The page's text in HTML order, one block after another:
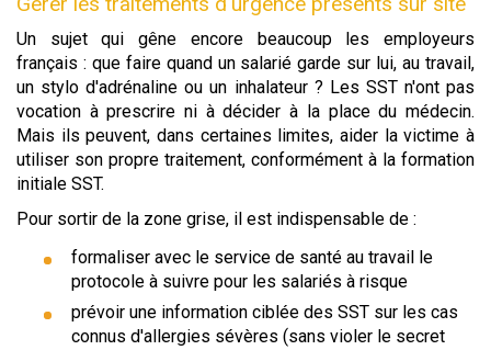
Un sujet qui gêne encore beaucoup les employeurs
français : que faire quand un salarié garde sur lui, au travail,
un stylo d'adrénaline ou un inhalateur ? Les SST n'ont pas
vocation à prescrire ni à décider à la place du médecin.
Mais ils peuvent, dans certaines limites, aider la victime à
utiliser son propre traitement, conformément à la formation
initiale SST.
Pour sortir de la zone grise, il est indispensable de :
formaliser avec le service de santé au travail le
protocole à suivre pour les salariés à risque
prévoir une information ciblée des SST sur les cas
connus d'allergies sévères (sans violer le secret